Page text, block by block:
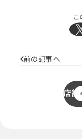
こ
前の記事へ
店舗